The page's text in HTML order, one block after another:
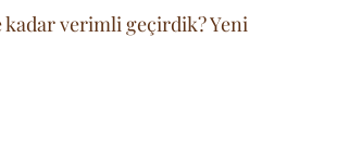
kadar verimli geçirdik? Yeni